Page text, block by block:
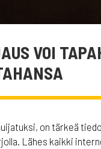
VOI
on tärkeä
Lähes kaikki